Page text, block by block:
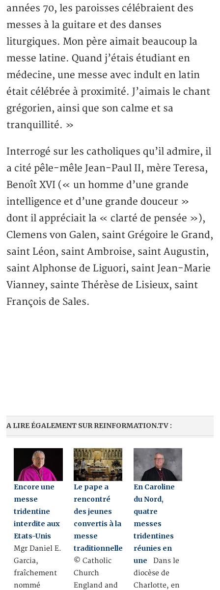
années 70, les paroisses célébraient des
messes à la guitare et des danses
liturgiques. Mon père aimait beaucoup la
messe latine. Quand j’étais étudiant en
médecine, une messe avec indult en latin
était célébrée à proximité. J’aimais le chant
grégorien, ainsi que son calme et sa
tranquillité. »
Interrogé sur les catholiques qu’il admire, il
a cité pêle-mêle Jean-Paul II, mère Teresa,
Benoît XVI (« un homme d’une grande
intelligence et d’une grande douceur »
dont il appréciait la « clarté de pensée »),
Clemens von Galen, saint Grégoire le Grand,
saint Léon, saint Ambroise, saint Augustin,
saint Alphonse de Liguori, saint Jean-Marie
Vianney, sainte Thérèse de Lisieux, saint
François de Sales.
A LIRE ÉGALEMENT SUR REINFORMATION.TV :
Encore une
messe
tridentine
interdite aux
Etats-Unis
Mgr Daniel E.
Garcia,
fraîchement
nommé
Le pape a
rencontré
des jeunes
convertis à la
messe
traditionnelle
© Catholic
Church
England and
En Caroline
du Nord,
quatre
messes
tridentines
réunies en
une Dans le
diocèse de
Charlotte, en